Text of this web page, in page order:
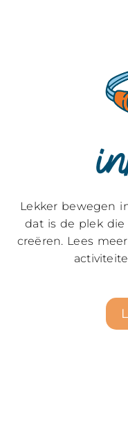
Lekker bewegen
dat is de plek
creëren. Lees